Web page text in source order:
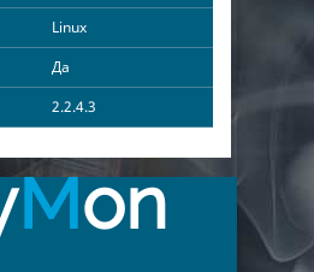
Linux
Да
2.2.4.3
Mon